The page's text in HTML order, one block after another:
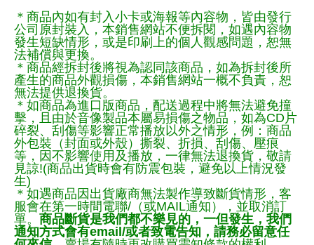
＊商品內如有封入小卡或海報等內容物，皆由發行
公司原封裝入，本銷售網站不便拆閱，如遇內容物
發生短缺情形，或是印刷上的個人觀感問題，恕無
法補償與更換。
＊商品經拆封後將視為認同該商品，如為拆封後所
產生的商品外觀損傷，本銷售網站一概不負責，恕
無法提供退換貨。
＊如商品為進口版商品，配送過程中將無法避免撞
擊，且由於音像製品本屬易損傷之物品，如為CD片
碎裂、刮傷等影響正常播放以外之情形，例：商品
外包裝（封面或外殼）撕裂、折損、刮傷、壓痕
等，因不影響使用及播放，一律無法退換貨，敬請
見諒!(商品出貨時會有防震包裝，避免以上情況發
生)
＊如遇商品因出貨廠商無法製作導致斷貨情形，客
服會在第一時間電聯/（或MAIL通知），並取消訂
單。 商品斷貨是我們都不樂見的，一但發生，我們
通知方式會有email/或者致電告知，請務必留意任